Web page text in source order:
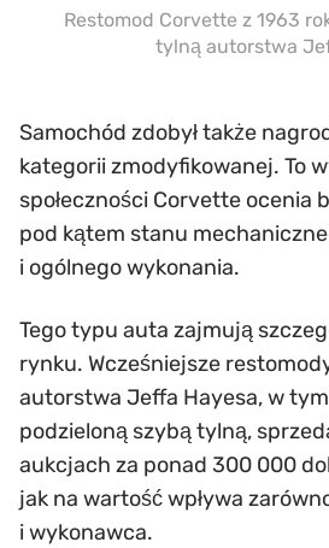
Restomod Corvette z 1963
tylną autorstwa
Samochód zdobył także
kategorii zmodyfikowanej. To
społeczności Corvette ocenia
pod kątem stanu
i ogólnego wykonania.
Tego typu auta zajmują
rynku. Wcześniejsze
autorstwa Jeffa Hayesa, w
podzieloną szybą tylną,
aukcjach za ponad 300 000
jak na wartość wpływa
i wykonawca.